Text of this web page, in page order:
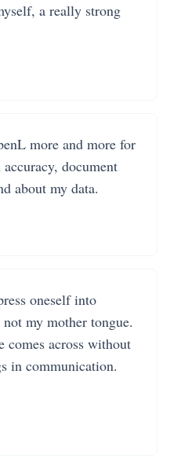
a really strong
more and more for
document
about my data.
oneself into
my mother tongue.
comes across without
in communication.